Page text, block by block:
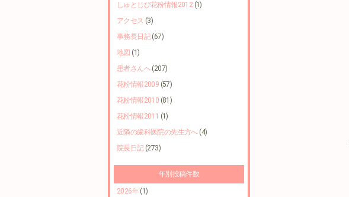
しゅとじび花粉情報2012(1)
アクセス (3)
事務長日記(67)
地図 (1)
患者さんへ(207)
花粉情報2009 (57)
花粉情報2010 (81)
花粉情報2011 (1)
近隣の歯科医院の先生方へ(4)
院長日記(273)
年別投稿件数
2026年(1)